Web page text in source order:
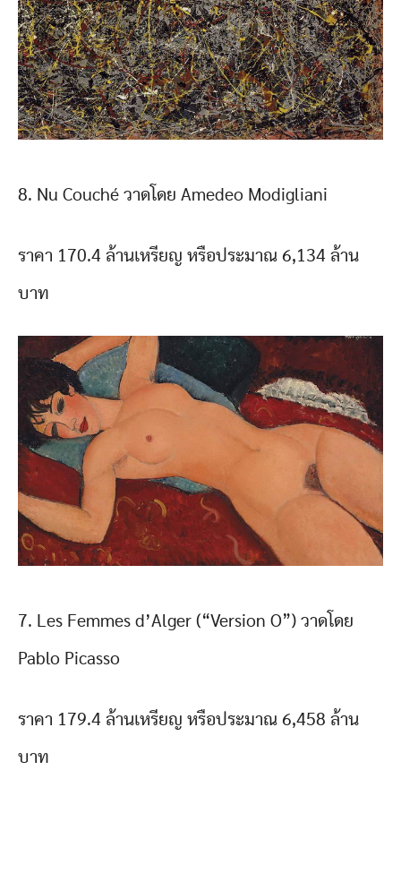
8. Nu Couché วาดโดย Amedeo Modigliani
ราคา 170.4 ล้านเหรียญ หรือประมาณ 6,134 ล้าน
บาท
7. Les Femmes d’Alger (“Version O”) วาดโดย
Pablo Picasso
ราคา 179.4 ล้านเหรียญ หรือประมาณ 6,458 ล้าน
บาท